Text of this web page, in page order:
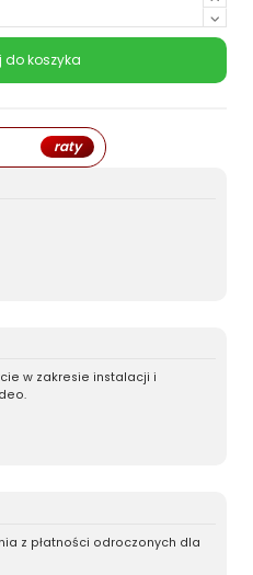
do koszyka
raty
w zakresie instalacji i
z płatności odroczonych dla